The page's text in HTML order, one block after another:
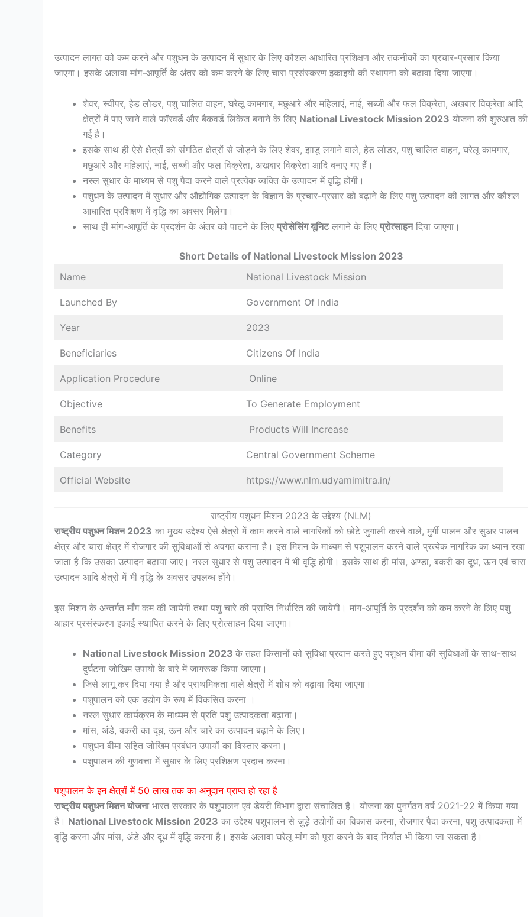
उत्पादन लागत को कम करने और पशुधन के उत्पादन में सुधार के लिए कौशल आधारित प्रशिक्षण और तकनीकों का प्रचार-प्रसार किया
जाएगा। इसके अलावा मांग-आपूर्ति के अंतर को कम करने के लिए चारा प्रसंस्करण इकाइयों की स्थापना को बढ़ावा दिया जाएगा।
शेवर, स्वीपर, हेड लोडर, पशु चालित वाहन, घरेलू कामगार, मछुआरे और महिलाएं, नाई, सब्जी और फल विक्रेता, अखबार विक्रेता आदि
क्षेत्रों में पाए जाने वाले फॉरवर्ड और बैकवर्ड लिंकेज बनाने के लिए National Livestock Mission 2023 योजना की शुरुआत की
गई है।
इसके साथ ही ऐसे क्षेत्रों को संगठित क्षेत्रों से जोड़ने के लिए शेवर, झाडू लगाने वाले, हेड लोडर, पशु चालित वाहन, घरेलू कामगार,
मछुआरे और महिलाएं, नाई, सब्जी और फल विक्रेता, अखबार विक्रेता आदि बनाए गए हैं।
नस्ल सुधार के माध्यम से पशु पैदा करने वाले प्रत्येक व्यक्ति के उत्पादन में वृद्धि होगी।
पशुधन के उत्पादन में सुधार और औद्योगिक उत्पादन के विज्ञान के प्रचार-प्रसार को बढ़ाने के लिए पशु उत्पादन की लागत और कौशल
आधारित प्रशिक्षण में वृद्धि का अवसर मिलेगा।
साथ ही मांग-आपूर्ति के प्रदर्शन के अंतर को पाटने के लिए प्रोसेसिंग यूनिटलगाने के लिए प्रोत्साहनदिया जाएगा।
Short Details of National Livestock Mission 2023
Name
National Livestock Mission
Launched By Government Of India
Year 2023
Beneficiaries Citizens Of India
Application Procedure Online
Objective To Generate Employment
Benefits Products Will Increase
Category Central Government Scheme
Official Website https://www.nlm.udyamimitra.in/
राष्ट्रीय पशुधन मिशन 2023 के उद्देश्य (NLM)
राष्ट्रीय पशुधन मिशन 2023 का मुख्य उद्देश्य ऐसे क्षेत्रों में काम करने वाले नागरिकों को छोटे जुगाली करने वाले, मुर्गी पालन और सुअर पालन
क्षेत्र और चारा क्षेत्र में रोजगार की सुविधाओं से अवगत कराना है। इस मिशन के माध्यम से पशुपालन करने वाले प्रत्येक नागरिक का ध्यान रखा
जाता है कि उसका उत्पादन बढ़ाया जाए। नस्ल सुधार से पशु उत्पादन में भी वृद्धि होगी। इसके साथ ही मांस, अण्डा, बकरी का दूध, ऊन एवं चारा
उत्पादन आदि क्षेत्रों में भी वृद्धि के अवसर उपलब्ध होंगे।
इस मिशन के अन्तर्गत माँग कम की जायेगी तथा पशु चारे की प्राप्ति निर्धारित की जायेगी। मांग-आपूर्ति के प्रदर्शन को कम करने के लिए पशु
आहार प्रसंस्करण इकाई स्थापित करने के लिए प्रोत्साहन दिया जाएगा।
National Livestock Mission 2023 के तहत किसानों को सुविधा प्रदान करते हुए पशुधन बीमा की सुविधाओं के साथ-साथ
दुर्घटना जोखिम उपायों के बारे में जागरूक किया जाएगा।
जिसे लागू कर दिया गया है और प्राथमिकता वाले क्षेत्रों में शोध को बढ़ावा दिया जाएगा।
पशुपालन को एक उद्योग के रूप में विकसित करना ।
नस्ल सुधार कार्यक्रम के माध्यम से प्रति पशु उत्पादकता बढ़ाना।
मांस, अंडे, बकरी का दूध, ऊन और चारे का उत्पादन बढ़ाने के लिए।
पशुधन बीमा सहित जोखिम प्रबंधन उपायों का विस्तार करना।
पशुपालन की गुणवत्ता में सुधार के लिए प्रशिक्षण प्रदान करना।
पशुपालन के इन क्षेत्रों में 50 लाख तक का अनुदान प्राप्त हो रहा है
राष्ट्रीय पशुधन मिशन योजनाभारत सरकार के पशुपालन एवं डेयरी विभाग द्वारा संचालित है। योजना का पुनर्गठन वर्ष 2021-22 में किया गया
है। National Livestock Mission 2023 का उद्देश्य पशुपालन से जुड़े उद्योगों का विकास करना, रोजगार पैदा करना, पशु उत्पादकता में
वृद्धि करना और मांस, अंडे और दूध में वृद्धि करना है। इसके अलावा घरेलू मांग को पूरा करने के बाद निर्यात भी किया जा सकता है।